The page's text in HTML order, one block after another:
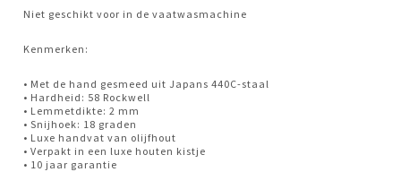
Niet geschikt voor in de vaatwasmachine
Kenmerken:
• Met de hand gesmeed uit Japans 440C-staal
• Hardheid: 58 Rockwell
• Lemmetdikte: 2 mm
• Snijhoek: 18 graden
• Luxe handvat van olijfhout
• Verpakt in een luxe houten kistje
• 10 jaar garantie